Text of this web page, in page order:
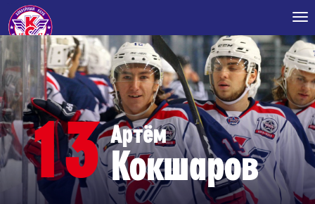
13 Артём
Кокшаров